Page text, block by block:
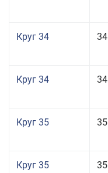
Круг 34 34
Круг 34 34
Круг 35 35
Круг 35 35